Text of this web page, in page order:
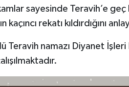
sayesinde Teravih’e
kaçıncı rekatı kıldırdığını
Teravih namazı Diyanet İşleri